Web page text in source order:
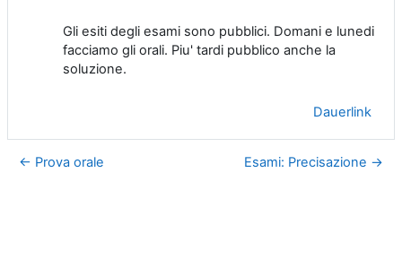
Gli esiti degli esami sono pubblici. Domani e lunedi
facciamo gli orali. Piu' tardi pubblico anche la
soluzione.
Dauerlink
← Prova orale Esami: Precisazione →